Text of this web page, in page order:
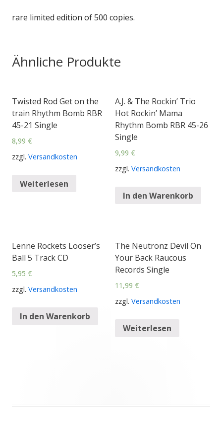
rare limited edition of 500 copies.
Ähnliche Produkte
Twisted Rod Get on the
train Rhythm Bomb RBR
45-21 Single
8,99 €
zzgl. Versandkosten
Weiterlesen
A.J. & The Rockin’ Trio
Hot Rockin’ Mama
Rhythm Bomb RBR 45-26
Single
9,99 €
zzgl. Versandkosten
In den Warenkorb
Lenne Rockets Looser’s
Ball 5 Track CD
5,95 €
zzgl. Versandkosten
In den Warenkorb
The Neutronz Devil On
Your Back Raucous
Records Single
11,99 €
zzgl. Versandkosten
Weiterlesen